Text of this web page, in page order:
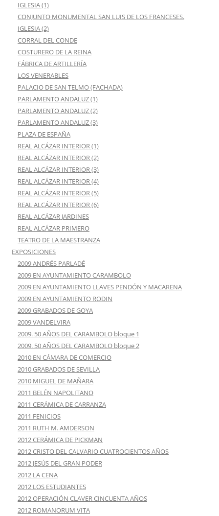
IGLESIA (1)
CONJUNTO MONUMENTAL SAN LUIS DE LOS FRANCESES.
IGLESIA (2)
CORRAL DEL CONDE
COSTURERO DE LA REINA
FÁBRICA DE ARTILLERÍA
LOS VENERABLES
PALACIO DE SAN TELMO (FACHADA)
PARLAMENTO ANDALUZ (1)
PARLAMENTO ANDALUZ (2)
PARLAMENTO ANDALUZ (3)
PLAZA DE ESPAÑA
REAL ALCÁZAR INTERIOR (1)
REAL ALCÁZAR INTERIOR (2)
REAL ALCÁZAR INTERIOR (3)
REAL ALCÁZAR INTERIOR (4)
REAL ALCÁZAR INTERIOR (5)
REAL ALCÁZAR INTERIOR (6)
REAL ALCÁZAR JARDINES
REAL ALCÁZAR PRIMERO
TEATRO DE LA MAESTRANZA
EXPOSICIONES
2009 ANDRÉS PARLADÉ
2009 EN AYUNTAMIENTO CARAMBOLO
2009 EN AYUNTAMIENTO LLAVES PENDÓN Y MACARENA
2009 EN AYUNTAMIENTO RODIN
2009 GRABADOS DE GOYA
2009 VANDELVIRA
2009. 50 AÑOS DEL CARAMBOLO bloque 1
2009. 50 AÑOS DEL CARAMBOLO bloque 2
2010 EN CÁMARA DE COMERCIO
2010 GRABADOS DE SEVILLA
2010 MIGUEL DE MAÑARA
2011 BELÉN NAPOLITANO
2011 CERÁMICA DE CARRANZA
2011 FENICIOS
2011 RUTH M. AMDERSON
2012 CERÁMICA DE PICKMAN
2012 CRISTO DEL CALVARIO CUATROCIENTOS AÑOS
2012 JESÚS DEL GRAN PODER
2012 LA CENA
2012 LOS ESTUDIANTES
2012 OPERACIÓN CLAVER CINCUENTA AÑOS
2012 ROMANORUM VITA